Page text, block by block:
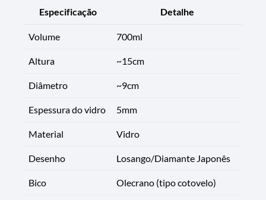
Especificação Detalhe
Volume 700ml
Altura ~15cm
Diâmetro ~9cm
Espessura do vidro 5mm
Material Vidro
Desenho Losango/Diamante Japonês
Bico Olecrano (tipo cotovelo)